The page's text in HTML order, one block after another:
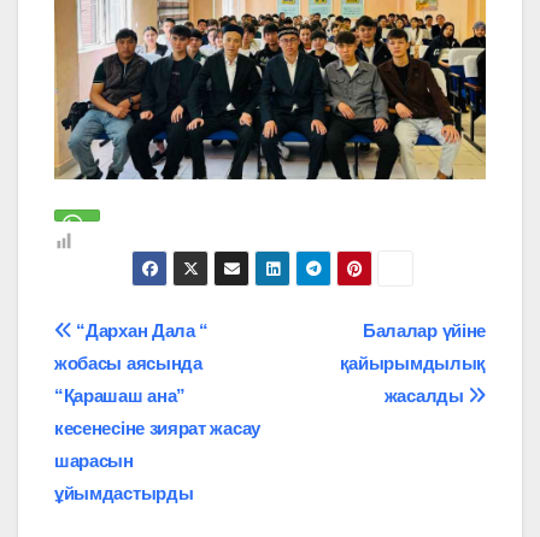
Навигация
по
записям
Балалар үйіне
қайырымдылық
жасалды
“Дархан Дала “
жобасы аясында
“Қарашаш ана”
кесенесіне зиярат жасау
шарасын
ұйымдастырды